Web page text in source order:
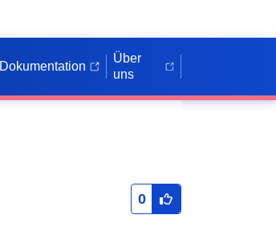
Dokumentation
Über
uns
0